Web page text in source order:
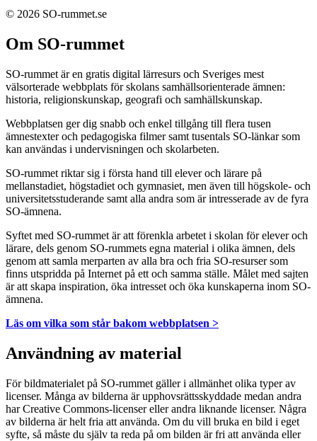
© 2026 SO-rummet.se
Om SO-rummet
SO-rummet är en gratis digital lärresurs och Sveriges mest
välsorterade webbplats för skolans samhällsorienterade ämnen:
historia, religionskunskap, geografi och samhällskunskap.
Webbplatsen ger dig snabb och enkel tillgång till flera tusen
ämnestexter och pedagogiska filmer samt tusentals SO-länkar som
kan användas i undervisningen och skolarbeten.
SO-rummet riktar sig i första hand till elever och lärare på
mellanstadiet, högstadiet och gymnasiet, men även till högskole- och
universitetsstuderande samt alla andra som är intresserade av de fyra
SO-ämnena.
Syftet med SO-rummet är att förenkla arbetet i skolan för elever och
lärare, dels genom SO-rummets egna material i olika ämnen, dels
genom att samla merparten av alla bra och fria SO-resurser som
finns utspridda på Internet på ett och samma ställe. Målet med sajten
är att skapa inspiration, öka intresset och öka kunskaperna inom SO-
ämnena.
Läs om vilka som står bakom webbplatsen >
Användning av material
För bildmaterialet på SO-rummet gäller i allmänhet olika typer av
licenser. Många av bilderna är upphovsrättsskyddade medan andra
har Creative Commons-licenser eller andra liknande licenser. Några
av bilderna är helt fria att använda. Om du vill bruka en bild i eget
syfte, så måste du själv ta reda på om bilden är fri att använda eller